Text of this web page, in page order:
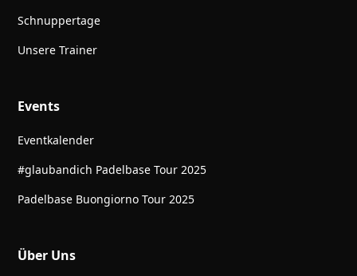
Schnuppertage
Unsere Trainer
Events
Eventkalender
#glaubandich Padelbase Tour 2025
Padelbase Buongiorno Tour 2025
Über Uns